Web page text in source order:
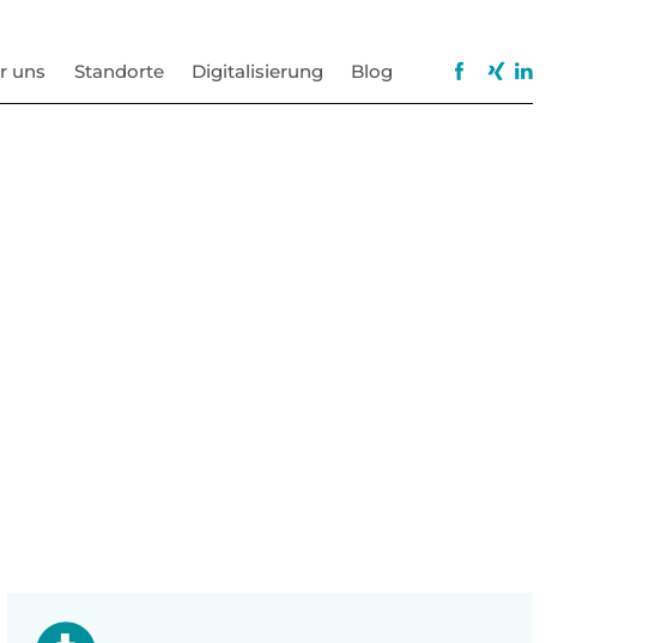
uns Standorte Digitalisierung Blog